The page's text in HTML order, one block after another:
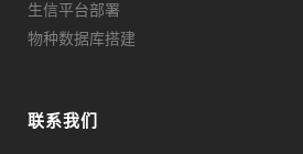
生信平台部署
物种数据库搭建
联系我们